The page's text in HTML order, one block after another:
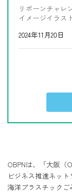
リボーンチャレ
イメージイラス
2024年11月20日
OBPNは、「大阪（
ビジネス推進ネッ
海洋プラスチック